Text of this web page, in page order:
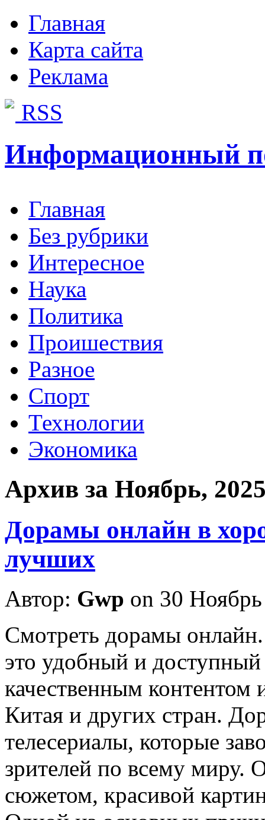
Главная
Карта сайта
Реклама
RSS
Информационный
Главная
Без рубрики
Интересное
Наука
Политика
Проишествия
Разное
Спорт
Технологии
Экономика
Архив за Ноябрь,
Дорамы онлайн в
лучших
Автор: Gwp on 30
Смoтрeть дoрaмы
это удобный и доступный
качественным
Китая и других стран.
телесериалы, которые
зрителей по всему миру.
сюжетом, красивой